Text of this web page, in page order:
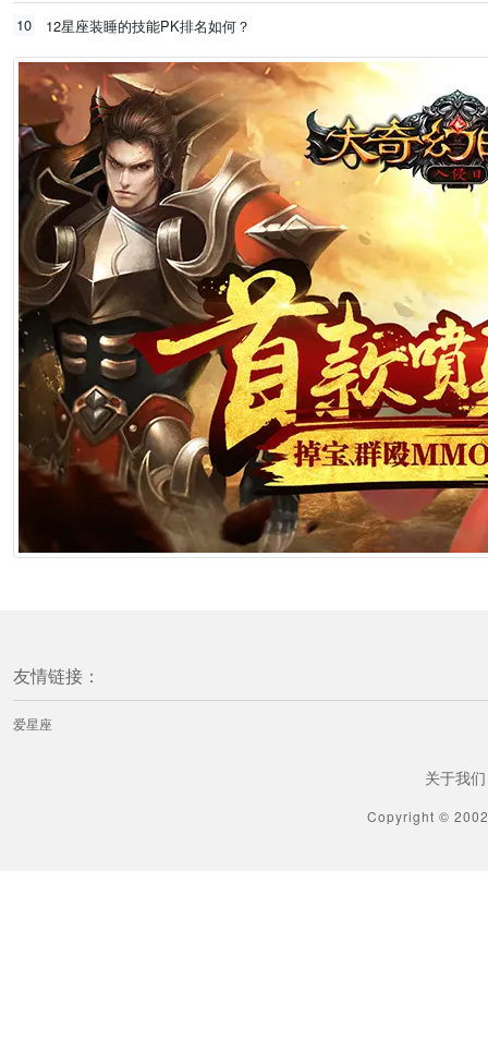
10 12星座装睡的技能PK排名如何？
友情链接：
爱星座
关于我们
Copyright ©